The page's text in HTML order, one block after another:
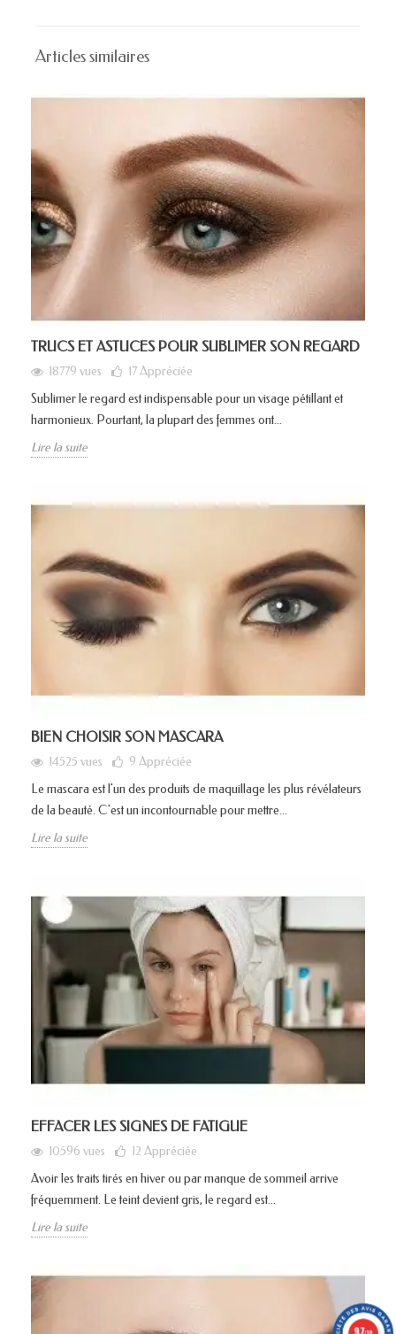
Articles similaires
TRUCS ET ASTUCES POUR SUBLIMER SON REGARD
18779 vues 17Appréciée
Sublimer le regard est indispensable pour un visage pétillant et
harmonieux. Pourtant, la plupart des femmes ont...
Lire la suite
BIEN CHOISIR SON MASCARA
14525 vues 9 Appréciée
Le mascara est l'un des produits de maquillage les plus révélateurs
de la beauté. C'est un incontournable pour mettre...
Lire la suite
EFFACER LES SIGNES DE FATIGUE
10596 vues 12 Appréciée
Avoir les traits tirés en hiver ou par manque de sommeil arrive
fréquemment. Le teint devient gris, le regard est...
Lire la suite
9.7/10